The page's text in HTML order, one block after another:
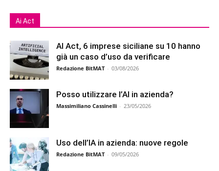
Ai Act
AI Act, 6 imprese siciliane su 10 hanno
già un caso d’uso da verificare
Redazione BitMAT - 03/08/2026
Posso utilizzare l’AI in azienda?
Massimiliano Cassinelli - 23/05/2026
Uso dell’IA in azienda: nuove regole
Redazione BitMAT - 09/05/2026